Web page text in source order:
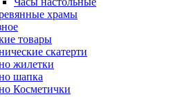
храмы
товары
скатерти
жилетки
шапка
Косметички